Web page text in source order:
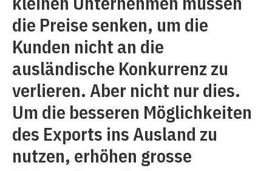
die Preise senken, um die
Kunden nicht an die
ausländische Konkurrenz zu
verlieren. Aber nicht nur dies.
Um die besseren Möglichkeiten
des Exports ins Ausland zu
nutzen, erhöhen grosse